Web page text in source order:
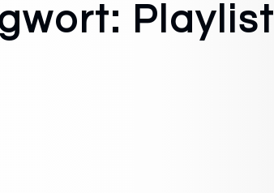
Playlist